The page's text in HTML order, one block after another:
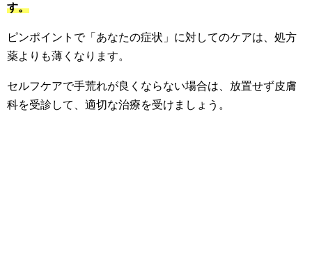
す。
ピンポイントで「あなたの症状」に対してのケアは、処方
薬よりも薄くなります。
セルフケアで手荒れが良くならない場合は、放置せず皮膚
科を受診して、適切な治療を受けましょう。